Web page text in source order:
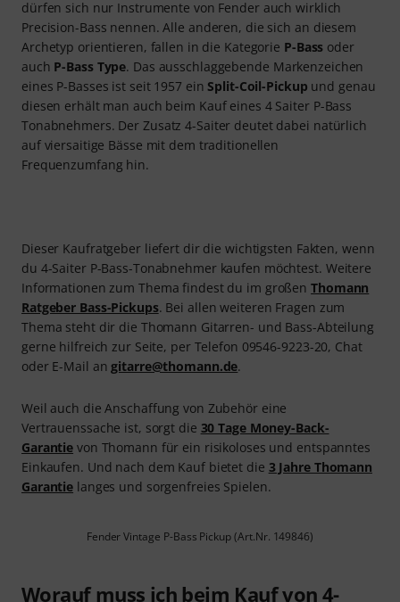
dürfen sich nur Instrumente von Fender auch wirklich
Precision-Bass nennen. Alle anderen, die sich an diesem
Archetyp orientieren, fallen in die Kategorie P-Bass oder
auch P-Bass Type. Das ausschlaggebende Markenzeichen
eines P-Basses ist seit 1957 einSplit-Coil-Pickup und genau
diesen erhält man auch beim Kauf eines 4 Saiter P-Bass
Tonabnehmers. Der Zusatz 4-Saiter deutet dabei natürlich
auf viersaitige Bässe mit dem traditionellen
Frequenzumfang hin.
Dieser Kaufratgeber liefert dir die wichtigsten Fakten, wenn
du 4-Saiter P-Bass-Tonabnehmer kaufen möchtest. Weitere
Informationen zum Thema findest du im großenThomann
Ratgeber Bass-Pickups. Bei allen weiteren Fragen zum
Thema steht dir die Thomann Gitarren- und Bass-Abteilung
gerne hilfreich zur Seite, per Telefon 09546-9223-20, Chat
oder E-Mail angitarre@thomann.de.
Weil auch die Anschaffung von Zubehör eine
Vertrauenssache ist, sorgt die 30 Tage Money-Back-
Garantie von Thomann für ein risikoloses und entspanntes
Einkaufen. Und nach dem Kauf bietet die 3 Jahre Thomann
Garantie langes und sorgenfreies Spielen.
Fender Vintage P-Bass Pickup (Art.Nr. 149846)
Worauf muss ich beim Kauf von 4-